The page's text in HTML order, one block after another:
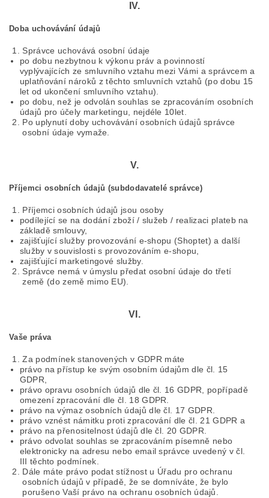
IV.
Doba uchovávání údajů
Správce uchovává osobní údaje
po dobu nezbytnou k výkonu práv a povinností
vyplývajících ze smluvního vztahu mezi Vámi a správcem a
uplatňování nároků z těchto smluvních vztahů (po dobu 15
let od ukončení smluvního vztahu).
po dobu, než je odvolán souhlas se zpracováním osobních
údajů pro účely marketingu, nejdéle 10let.
Po uplynutí doby uchovávání osobních údajů správce
osobní údaje vymaže.
V.
Příjemci osobních údajů (subdodavatelé správce)
Příjemci osobních údajů jsou osoby
podílející se na dodání zboží / služeb / realizaci plateb na
základě smlouvy,
zajišťující služby provozování e-shopu (Shoptet) a další
služby v souvislosti s provozováním e-shopu,
zajišťující marketingové služby.
Správce nemá v úmyslu předat osobní údaje do třetí
země (do země mimo EU).
VI.
Vaše práva
Za podmínek stanovených v GDPR máte
právo na přístup ke svým osobním údajům dle čl. 15
GDPR,
právo opravu osobních údajů dle čl. 16 GDPR, popřípadě
omezení zpracování dle čl. 18 GDPR.
právo na výmaz osobních údajů dle čl. 17 GDPR.
právo vznést námitku proti zpracování dle čl. 21 GDPR a
právo na přenositelnost údajů dle čl. 20 GDPR.
právo odvolat souhlas se zpracováním písemně nebo
elektronicky na adresu nebo email správce uvedený v čl.
III těchto podmínek.
Dále máte právo podat stížnost u Úřadu pro ochranu
osobních údajů v případě, že se domníváte, že bylo
porušeno Vaší právo na ochranu osobních údajů.